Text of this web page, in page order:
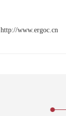
http://www.ergoc.cn